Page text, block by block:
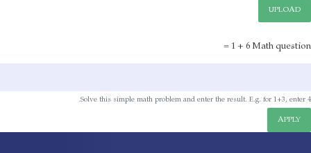
UPLOAD
Math question
6 + 1 =
Solve this simple math problem and enter the result. E.g. for 1+3, enter 4.
APPLY